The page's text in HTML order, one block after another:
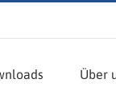
Über